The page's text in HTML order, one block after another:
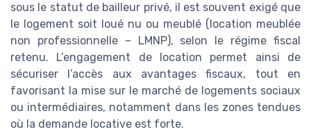
sous le statut de bailleur privé, il est souvent exigé que
le logement soit loué nu ou meublé (location meublée
non professionnelle – LMNP), selon le régime fiscal
retenu. L’engagement de location permet ainsi de
sécuriser l’accès aux avantages fiscaux, tout en
favorisant la mise sur le marché de logements sociaux
ou intermédiaires, notamment dans les zones tendues
où la demande locative est forte.